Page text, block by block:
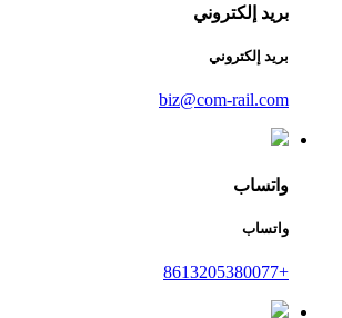
بريد إلكتروني
بريد إلكتروني
biz@com-rail.com
واتساب
واتساب
+8613205380077